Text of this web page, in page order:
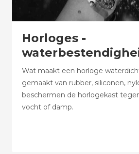
Horloges -
Wat maakt een horloge
gemaakt van rubber, siliconen,
beschermen de horlogekast
vocht of damp.